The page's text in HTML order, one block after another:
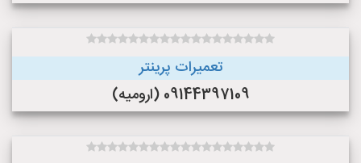
تعمیرات پرینتر
09144397109 (ارومیه)